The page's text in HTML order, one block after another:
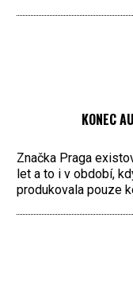
KONEC
Značka Praga
let a to i v období,
produkovala pouze